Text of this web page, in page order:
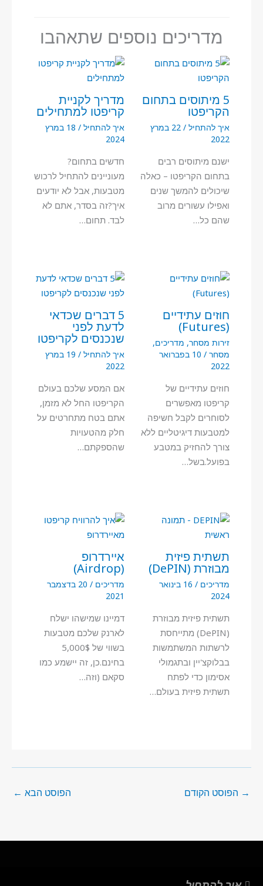
מדריכים נוספים שתאהבו
5 מיתוסים בתחום
הקריפטו
איך להתחיל /
22 במרץ
2022
ישנם מיתוסים רבים
בתחום הקריפטו – כאלה
שיכולים להמשך שנים
ואפילו עשורים מרוב
שהם כל…
מדריך לקניית
קריפטו למתחילים
איך להתחיל /
18 במרץ
2024
חדשים בתחום?
מעוניינים להתחיל לרכוש
מטבעות, אבל לא יודעים
איך?זה בסדר, אתם לא
לבד. תחום…
חוזים עתידיים
(Futures)
זירות מסחר, מדריכים,
מסחר /
10 בפברואר
2022
חוזים עתידיים של
קריפטו מאפשרים
לסוחרים לקבל חשיפה
למטבעות דיגיטליים ללא
צורך להחזיק במטבע
בפועל.בשל…
5 דברים שכדאי
לדעת לפני
שנכנסים לקריפטו
איך להתחיל /
19 במרץ
2022
אם המסע שלכם בעולם
הקריפטו החל לא מזמן,
אתם בטח מתחרטים על
חלק מהטעויות
שהספקתם…
תשתית פיזית
מבוזרת (DePIN)
מדריכים /
16 בינואר
2024
תשתית פיזית מבוזרת
(DePIN) מתייחסת
לרשתות המשתמשות
בבלוקצ'יין ובתגמולי
אסימון כדי לפתח
תשתית פיזית בעולם…
איירדרופ
(Airdrop)
מדריכים /
20 בדצמבר
2021
דמיינו שמישהו ישלח
לארנק שלכם מטבעות
בשווי של 5,000$
בחינם.כן, זה יישמע כמו
סקאם (וזה…
→ הפוסט הקודם הפוסט הבא ←